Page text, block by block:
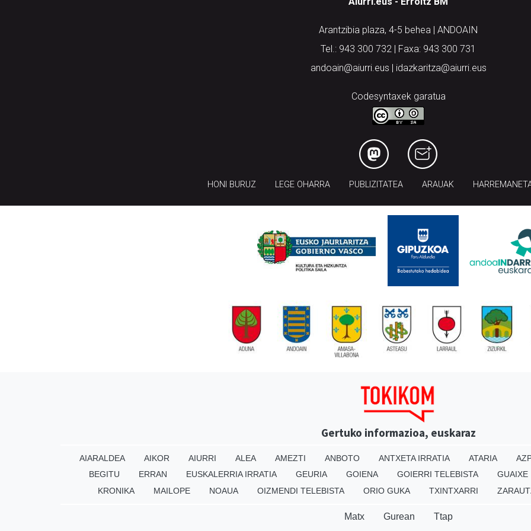
Arantzibia plaza, 4-5 behea | ANDOAIN
Tel.: 943 300 732 | Faxa: 943 300 731
andoain@aiurri.eus | idazkaritza@aiurri.eus
Codesyntaxek garatua
HONI BURUZ LEGE OHARRA PUBLIZITATEA ARAUAK
Gertuko informazioa, euskaraz
AIARALDEA AIKOR AIURRI ALEA AMEZTI ANBOTO ANTXETA IRRATIA ATARIA
BEGITU
ERRAN EUSKALERRIA IRRATIA GEURIA GOIENA GOIERRI TELEBISTA GUAIXE
KRONIKA
MAILOPE NOAUA OIZMENDI TELEBISTA ORIO GUKA TXINTXARRI
Matx Gurean Ttap